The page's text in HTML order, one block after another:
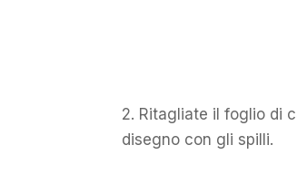
2. Ritagliate il foglio di
disegno con gli spilli.